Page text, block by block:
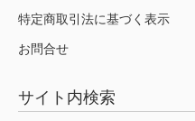
特定商取引法に基づく表示
お問合せ
サイト内検索